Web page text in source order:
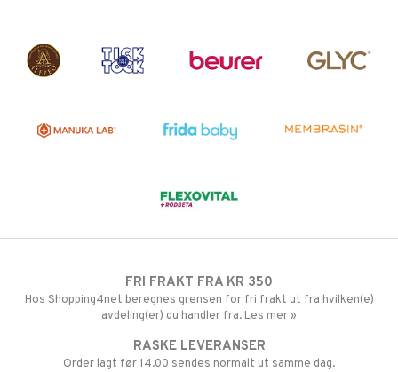
FRI FRAKT FRA KR 350
Hos Shopping4net beregnes grensen for fri frakt ut fra hvilken(e)
avdeling(er) du handler fra. Les mer »
RASKE LEVERANSER
Order lagt før 14.00 sendes normalt ut samme dag.